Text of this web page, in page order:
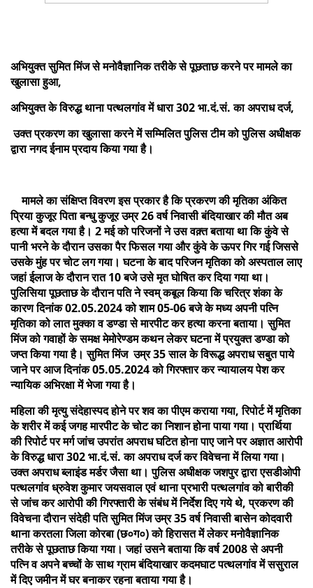
अभियुक्त सुमित मिंज से मनोवैज्ञानिक तरीके से पूछताछ करने पर मामले का
खुलासा हुआ,
अभियुक्त के विरुद्ध थाना पत्थलगांव में धारा 302 भा.दं.सं. का अपराध दर्ज,
उक्त प्रकरण का खुलासा करने में सम्मिलित पुलिस टीम को पुलिस अधीक्षक
द्वारा नगद ईनाम प्रदाय किया गया है।
मामले का संक्षिप्त विवरण इस प्रकार है कि प्रकरण की मृतिकाअंकित
प्रिया कुजूर पिता बन्धु कुजूर उम्र 26 वर्ष निवासी बंदियाखार की मौत अब
हत्या में बदल गया है। 2 मई को परिजनों ने उस वक़्त बताया था किकुंवे से
पानी भरने के दौरान उसका पैर फिसल गया और कुंवे के ऊपर गिर गई जिससे
उसके मुंह पर चोट लग गया। घटना के बाद परिजन मृतिका को अस्पताल लाए
जहां ईलाज के दौरान रात 10 बजे उसे मृत घोषित कर दिया गया था।
पुलिसिया पूछताछ के दौरान पति ने स्वम् कबूल किया कि चरित्र शंका के
कारणदिनांक 02.05.2024 को शाम 05-06 बजे के मध्य अपनी पत्नि
मृतिका को लात मुक्का व डण्डा से मारपीट कर हत्या करना बताया। सुमित
मिंज को गवाहों के समक्ष मेमोरेण्डम कथन लेकर घटना में प्रयुक्त डण्डा को
जप्त किया गया है। सुमित मिंज उम्र 35 साल के विरूद्ध अपराध सबुत पाये
जाने पर आज दिनांक 05.05.2024 को गिरफ्तार कर न्यायालय पेश कर
न्यायिक अभिरक्षा में भेजा गया है।
महिला की मृत्यु संदेहास्पद होने पर शव का पीएम कराया गया, रिपोर्ट में मृतिका
के शरीर में कई जगह मारपीट के चोट का निशान होना पाया गया। प्रार्थिया
की रिपोर्ट पर मर्ग जांच उपरांत अपराध घटित होना पाए जाने पर अज्ञात आरोपी
के विरुद्ध धारा 302 भा.दं.सं. का अपराध दर्ज कर विवेचना में लिया गया।
उक्त अपराध ब्लाइंड मर्डर जैसा था। पुलिस अधीक्षक जशपुर द्वारा एसडीओपी
पत्थलगांव ध्रुवेश कुमार जयसवाल एवं थाना प्रभारी पत्थलगांव को बारीकी
से जांच कर आरोपी की गिरफ्तारी के संबंध में निर्देश दिए गये थे, प्रकरण की
विवेचना दौरान संदेही पति सुमित मिंज उम्र 35 वर्ष निवासी बासेन कोदवारी
थाना करतला जिला कोरबा (छ०ग०) को हिरासत में लेकर मनोवैज्ञानिक
तरीके से पूछताछ किया गया। जहां उसने बताया कि वर्ष 2008 से अपनी
पत्नि व अपने बच्चों के साथ ग्राम बंदियाखार कदमघाट पत्थलगांव में ससुराल
में दिए जमीन में घर बनाकर रहना बताया गया है।